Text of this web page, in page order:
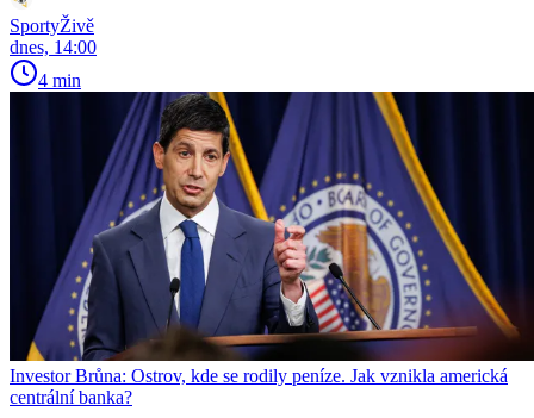
SportyŽivě
dnes, 14:00
4 min
Investor Brůna: Ostrov, kde se rodily peníze. Jak vznikla americká
centrální banka?